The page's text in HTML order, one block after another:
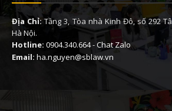
Địa Chỉ: Tầng 3, Tòa nhà Kinh Đô, số 292
Hà Nội.
Hotline: 0904.340.664-Chat Zalo
Email: ha.nguyen@sblaw.vn